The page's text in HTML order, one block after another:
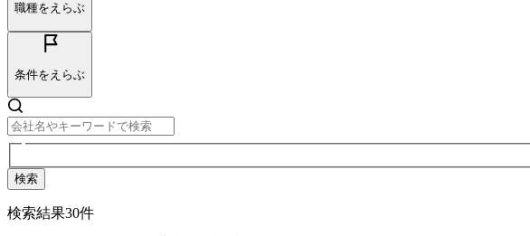
職種をえらぶ
条件をえらぶ
検索
検索結果30件